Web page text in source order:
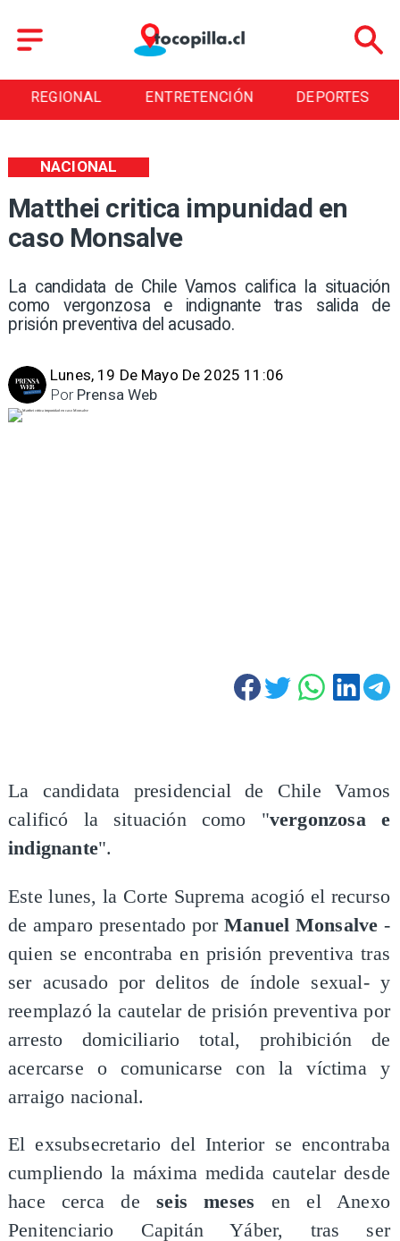
REGIONAL ENTRETENCIÓN DEPORTES
Matthei critica impunidad en
caso Monsalve
La candidata de Chile Vamos califica la situación
como vergonzosa e indignante tras salida de
prisión preventiva del acusado.
NACIONAL
Lunes, 19 De Mayo De 2025 11:06
Prensa Web
Por
La candidata presidencial de Chile Vamos
calificó la situación como "vergonzosa e
indignante".
Este lunes, la Corte Suprema acogió el recurso
de amparo presentado porManuel Monsalve -
quien se encontraba en prisión preventiva tras
ser acusado por delitos de índole sexual- y
reemplazó la cautelar de prisión preventiva por
arresto domiciliario total, prohibición de
acercarse o comunicarse con la víctima y
arraigo nacional.
El exsubsecretario del Interior se encontraba
cumpliendo la máxima medida cautelar desde
hace cerca deseis meses en el Anexo
Penitenciario Capitán Yáber, tras ser